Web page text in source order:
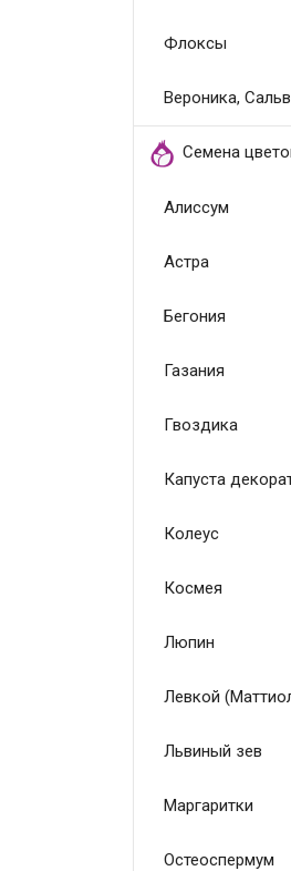
Флоксы
Вероника,
Семена
Алиссум
Астра
Бегония
Газания
Гвоздика
Капуста
Колеус
Космея
Люпин
Левкой
Львиный зев
Маргаритки
Остеоспермум